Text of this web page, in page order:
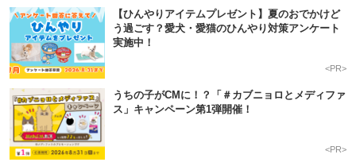
【ひんやりアイテムプレゼント】夏のおでかけど
う過ごす？愛犬・愛猫のひんやり対策アンケート
実施中！
<PR>
うちの子がCMに！？「＃カブニョロとメディファ
ス」キャンペーン第1弾開催！
<PR>